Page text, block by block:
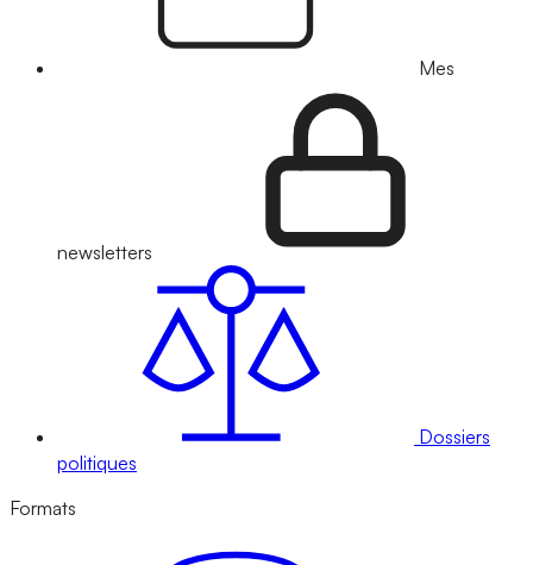
Mes
newsletters
Dossiers
politiques
Formats